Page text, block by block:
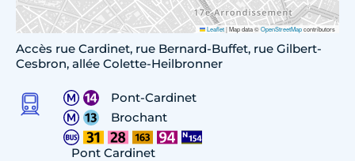
Leaflet|Map data ©OpenStreetMapcontributors
Accès rue Cardinet, rue Bernard-Buffet, rue Gilbert-
Cesbron, allée Colette-Heilbronner
Pont-Cardinet
Brochant
Pont Cardinet